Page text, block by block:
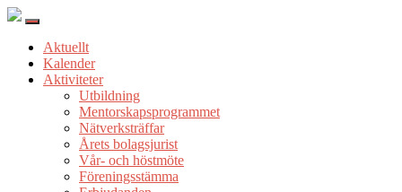
Aktuellt
Kalender
Aktiviteter
Utbildning
Mentorskapsprogrammet
Nätverksträffar
Årets bolagsjurist
Vår- och höstmöte
Föreningsstämma